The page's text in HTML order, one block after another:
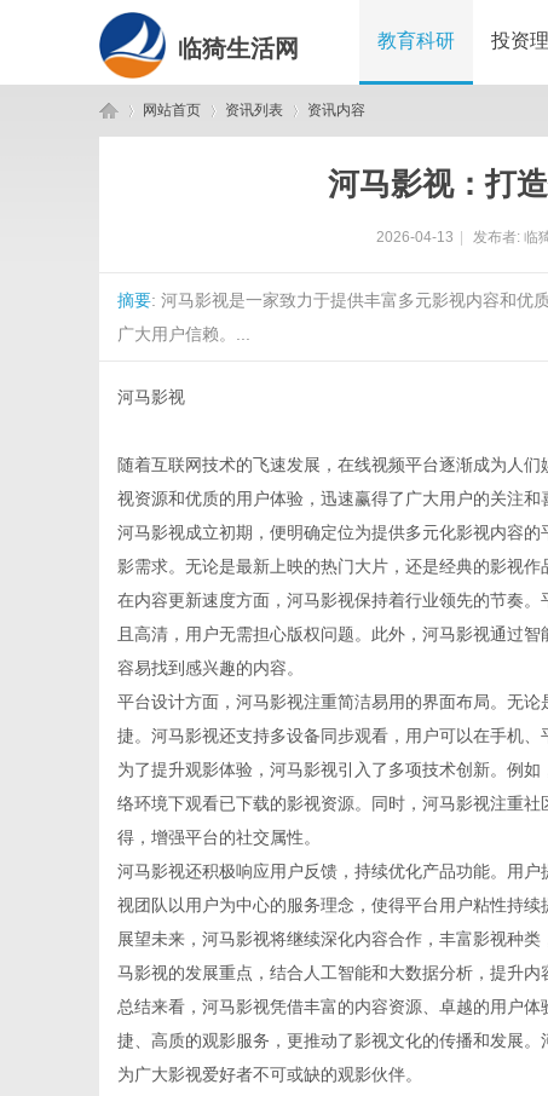
临猗生活网 教育科研 投资
网站首页 资讯列表 资讯内容
河马影视：打
2026-04-13 发布者: 临
摘要: 河马影视是一家致力于提供丰富多元影视内容和优
广大用户信赖。...
河马影视
随着互联网技术的飞速发展，在线视频平台逐渐成为人
视资源和优质的用户体验，迅速赢得了广大用户的关注和
河马影视成立初期，便明确定位为提供多元化影视内容
影需求。无论是最新上映的热门大片，还是经典的影视
在内容更新速度方面，河马影视保持着行业领先的节奏
且高清，用户无需担心版权问题。此外，河马影视通过
容易找到感兴趣的内容。
平台设计方面，河马影视注重简洁易用的界面布局。无
捷。河马影视还支持多设备同步观看，用户可以在手机
为了提升观影体验，河马影视引入了多项技术创新。例
络环境下观看已下载的影视资源。同时，河马影视注重
得，增强平台的社交属性。
河马影视还积极响应用户反馈，持续优化产品功能。用
视团队以用户为中心的服务理念，使得平台用户粘性持续
展望未来，河马影视将继续深化内容合作，丰富影视种
马影视的发展重点，结合人工智能和大数据分析，提升内
总结来看，河马影视凭借丰富的内容资源、卓越的用户
捷、高质的观影服务，更推动了影视文化的传播和发展
为广大影视爱好者不可或缺的观影伙伴。